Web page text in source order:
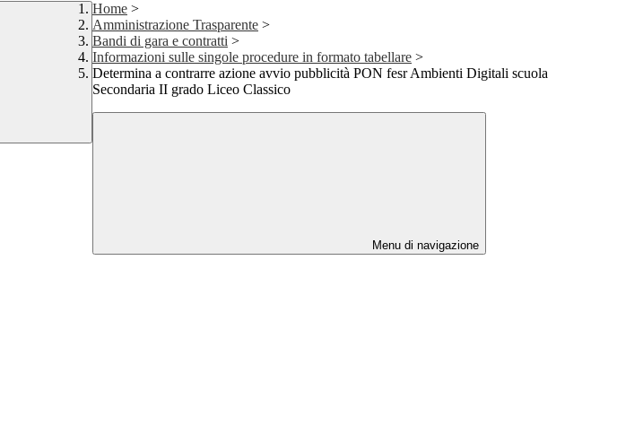
Home >
Amministrazione Trasparente >
Bandi di gara e contratti >
Informazioni sulle singole procedure in formato tabellare >
Determina a contrarre azione avvio pubblicità PON fesr Ambienti Digitali scuola
Secondaria II grado Liceo Classico
Menu di navigazione